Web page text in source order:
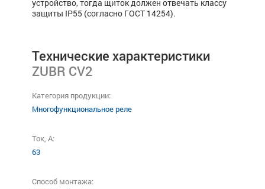
устройство, тогда щиток должен отвечать классу
защиты IP55 (согласно ГОСТ 14254).
Технические характеристики
ZUBR CV2
Категория продукции:
Многофункциональное реле
Ток, А:
63
Способ монтажа: